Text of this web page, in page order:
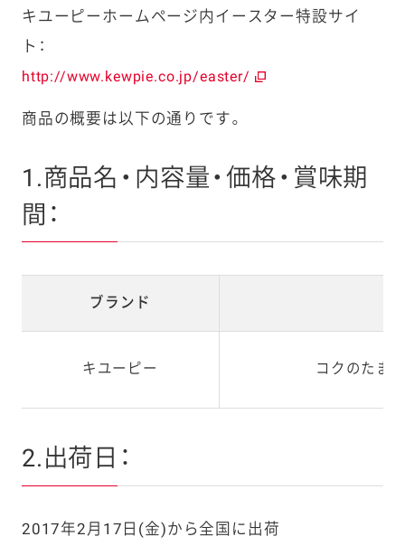
キユーピーホームページ内イースター特設サイ
ト：
http://www.kewpie.co.jp/easter/
商品の概要は以下の通りです。
1.商品名・内容量・価格・賞味期
間：
ブランド
キユーピー コクのたま
2.出荷日：
2017年2月17日(金)から全国に出荷